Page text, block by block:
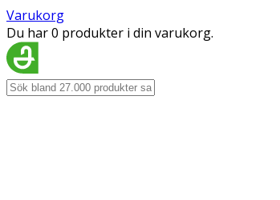
Varukorg
Du har 0 produkter i din varukorg.